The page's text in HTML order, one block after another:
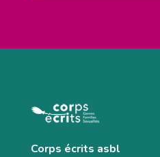
Corps écrits asbl